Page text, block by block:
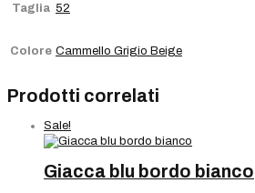
Taglia 52
Colore Cammello Grigio Beige
Prodotti correlati
Sale!
Giacca blu bordo bianco